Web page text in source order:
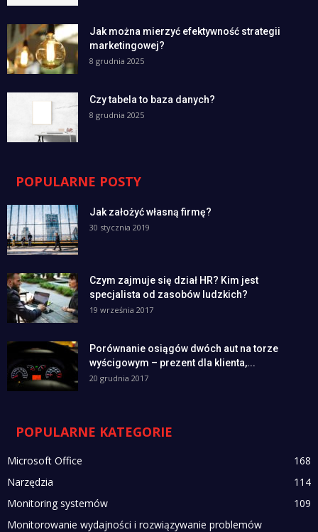
Jak można mierzyć efektywność strategii
marketingowej?
8 grudnia 2025
Czy tabela to baza danych?
8 grudnia 2025
POPULARNE POSTY
Jak założyć własną firmę?
30 stycznia 2019
Czym zajmuje się dział HR? Kim jest
specjalista od zasobów ludzkich?
19 września 2017
Porównanie osiągów dwóch aut na torze
wyścigowym – prezent dla klienta,...
20 grudnia 2017
POPULARNE KATEGORIE
Microsoft Office
168
Narzędzia
114
Monitoring systemów
109
Monitorowanie wydajności i rozwiązywanie problemów